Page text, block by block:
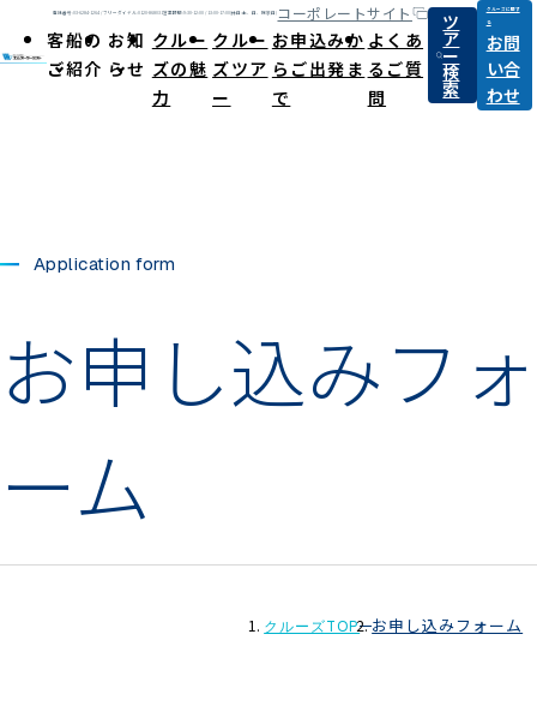
電話番号:03-6284-1264 / フリーダイヤル:0120-868031営業時間:9:30-12:00 / 13:00-17:00(休日:土、日、祝祭日) コーポレートサイト
客船の
ご紹介
お知
らせ
クルー
ズの魅
力
クルー
ズツア
ー
お申込みか
らご出発ま
で
よくあ
るご質
問
ツ
ア
ー
検
索
クルーズに関す
る
お問
い合
わせ
Application form
お申し込みフォ
ーム
クルーズTOP お申し込みフォーム